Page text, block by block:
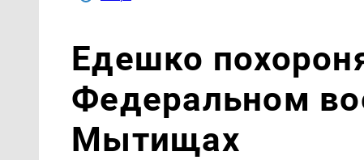
Едешко
Федеральном
Мытищах